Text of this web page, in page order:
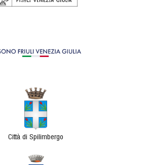
Città di Spilimbergo